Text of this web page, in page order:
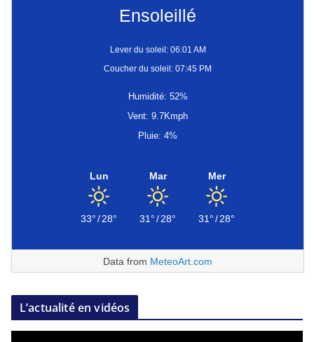
Ensoleillé
Lever du soleil: 06:01 AM
Coucher du soleil: 07:45 PM
Humidité: 52%
Vent: 9.7Kmph
Pluie: 4%
Lun
33°/28°
Mar
31°/28°
Mer
31°/28°
Data from MeteoArt.com
L’actualité en vidéos